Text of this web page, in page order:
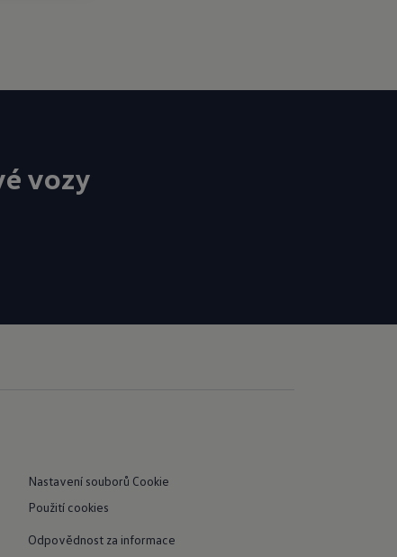
vozy
Nastavení souborů Cookie
Použití cookies
Odpovědnost za informace